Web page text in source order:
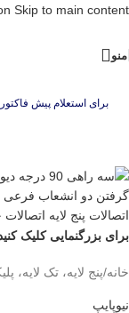
Skip to main content
منو
برای استعلام پیش
برای بزرگنمایی کلیک
خانه/پنج لایه، تک لایه،
نیوپایپ